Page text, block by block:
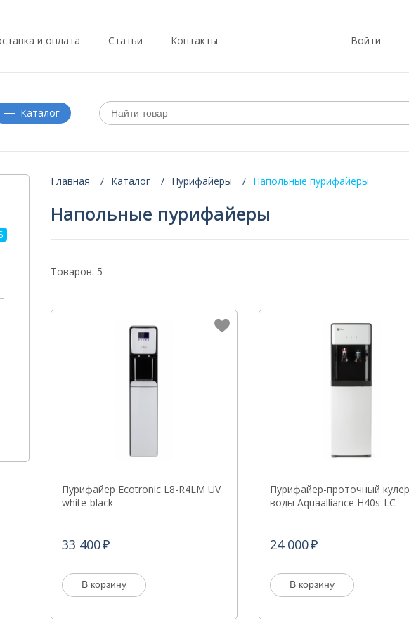
и оплата Статьи Контакты Войти
Каталог
Главная Каталог Пурифайеры Напольные пурифайеры
Напольные пурифайеры
Товаров: 5
Пурифайер Ecotronic L8-R4LM UV
white-black
33 400
В корзину
Пурифайер-проточный
воды Aquaalliance H40s-LC
24 000
В корзину